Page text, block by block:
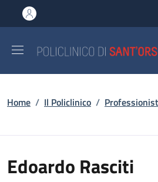
al contenuto principale
to footer content
Briciole di pane
Home / Il Policlinico /
Edoardo Rasciti